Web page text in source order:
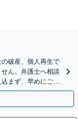
の破産、個人再生で
ん。弁護士へ相談
まず、早めにご相